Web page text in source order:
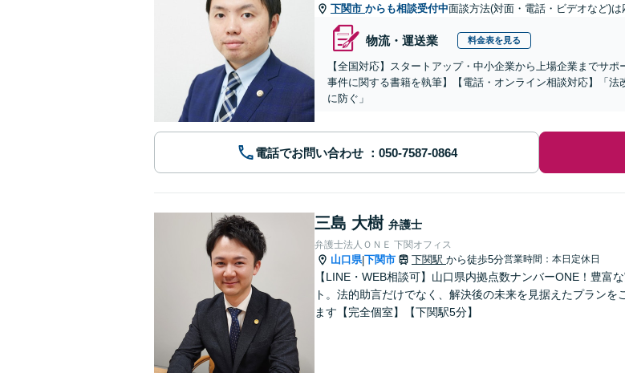
下関市 からも相談受付中面談方法(対面・電話・ビデオなど)は
物流・運送業 料金表を見る
【全国対応】スタートアップ・中小企業から上場企業までサ
事件に関する書籍を執筆】【電話・オンライン相談対応】「
に防ぐ」
電話でお問い合わせ
三島 大樹 弁護士
弁護士法人ＯＮＥ 下関オフィス
山口県|下関市 下関駅 から徒歩5分営業時間：本日定休日
【LINE・WEB相談可】山口県内拠点数ナンバーONE！豊
ト。法的助言だけでなく、解決後の未来を見据えたプラン
ます【完全個室】【下関駅5分】